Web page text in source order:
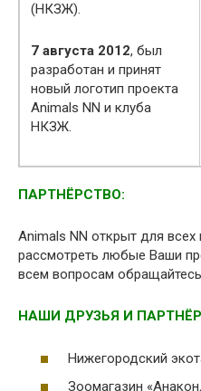
(НКЗЖ).
7 августа 2012, был
разработан и принят
новый логотип проекта
Animals NN и клуба
НКЗЖ.
ПАРТНЁРСТВО:
Animals NN открыт для
рассмотреть любые Ваши
всем вопросам
НАШИ ДРУЗЬЯ И
Нижегородский
Зоомагазин